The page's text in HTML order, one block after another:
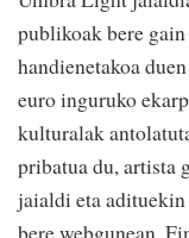
publikoak bere
handienetakoa
euro inguruko
kulturalak
pribatua du, artista
jaialdi eta
bere webgunean.